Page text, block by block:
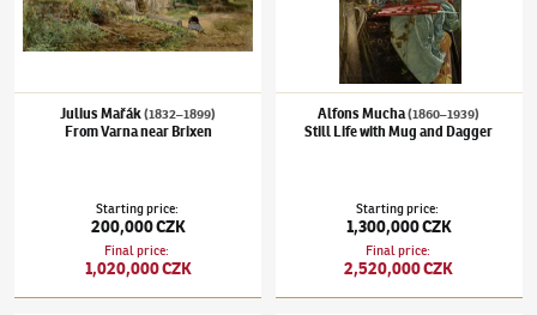
Julius Mařák(1832–1899)
From Varna near Brixen
Starting price:
200,000 CZK
Final price:
1,020,000 CZK
Alfons Mucha(1860–1939)
Still Life with Mug and Dagger
Starting price:
1,300,000 CZK
Final price:
2,520,000 CZK